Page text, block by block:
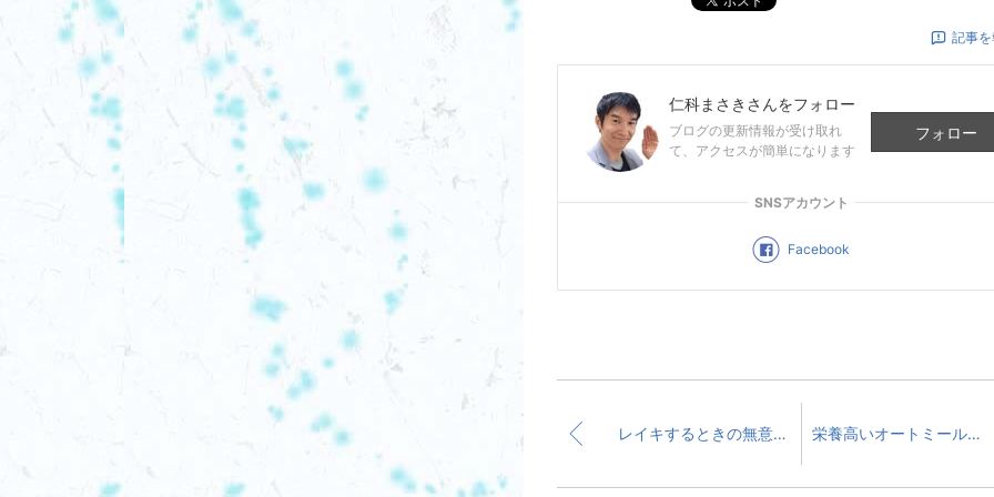
記事
仁科まさき さんをフォロー
ブログの更新情報が受け取れ
て、アクセスが簡単になります
フォロー
SNSアカウント
Facebook
レイキするときの無意識とか自然体とかって分かりづらい？ 栄養高いオートミールの美味しく簡単な作り方